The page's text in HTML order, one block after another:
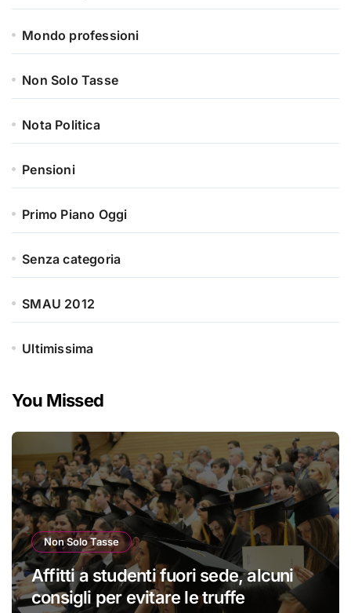
Mondo professioni
Non Solo Tasse
Nota Politica
Pensioni
Primo Piano Oggi
Senza categoria
SMAU 2012
Ultimissima
You Missed
Non Solo Tasse
Affitti a studenti fuori sede, alcuni
consigli per evitare le truffe